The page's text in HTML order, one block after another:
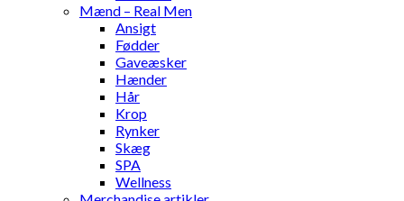
Mænd – Real Men
Ansigt
Fødder
Gaveæsker
Hænder
Hår
Krop
Rynker
Skæg
SPA
Wellness